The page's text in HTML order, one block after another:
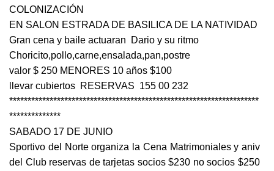
COLONIZACIÓN
EN SALON ESTRADA DE BASILICA DE LA NATIVIDAD
Gran cena y baile actuaran Dario y su ritmo
Choricito,pollo,carne,ensalada,pan,postre
valor $ 250 MENORES 10 años $100
llevar cubiertos RESERVAS 155 00 232
********************************************************************
**************
SABADO 17 DE JUNIO
Sportivo del Norte organiza la Cena Matrimoniales y aniv
del Club reservas de tarjetas socios $230 no socios $250